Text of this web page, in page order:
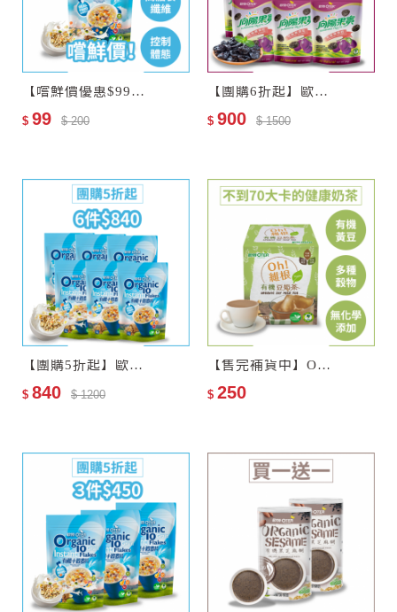
類、含有麩質的穀類、大豆及
其製品。
3.內附脫氧劑請勿食用。
＃體態控制 #腸胃順暢 #麥片
【嚐鮮價優惠$99】歐特有機十榖麥片(會員限購乙次)
$ 99 $ 200
【團購6折起】歐特有機黑棗乾6包
$ 900 $ 1500
【團購5折起】歐特有機十穀麥片6包
$ 840 $ 1200
【售完補貨中】Oh!維根–歐特有機豆奶茶
$ 250